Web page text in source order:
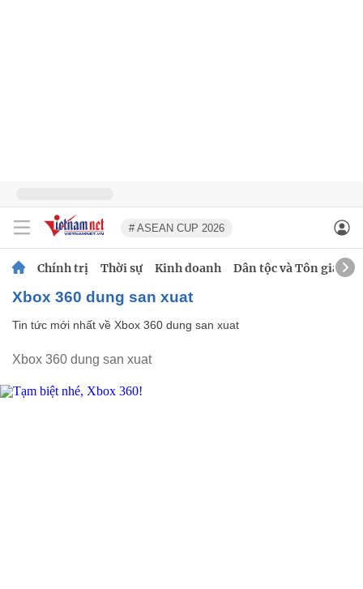
# ASEAN CUP 2026
Chính trị Thời sự Kinh doanh Dân tộc và Tôn giáo
Xbox 360 dung san xuat
Tin tức mới nhất về Xbox 360 dung san xuat
Xbox 360 dung san xuat